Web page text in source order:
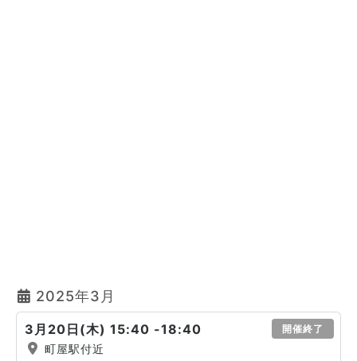
2025年3月
3月20日(木) 15:40 -18:40 開催終了
町屋駅付近